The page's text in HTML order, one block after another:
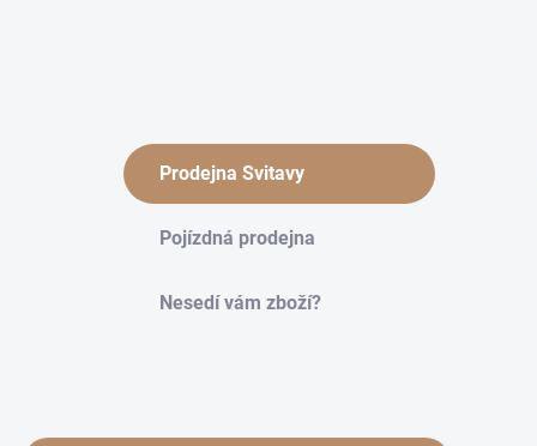
Prodejna Svitavy
Pojízdná prodejna
Nesedí vám zboží?